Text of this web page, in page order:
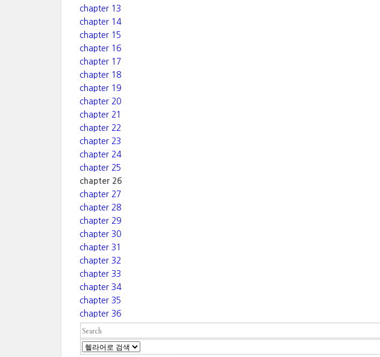
chapter 13
chapter 14
chapter 15
chapter 16
chapter 17
chapter 18
chapter 19
chapter 20
chapter 21
chapter 22
chapter 23
chapter 24
chapter 25
chapter 26
chapter 27
chapter 28
chapter 29
chapter 30
chapter 31
chapter 32
chapter 33
chapter 34
chapter 35
chapter 36